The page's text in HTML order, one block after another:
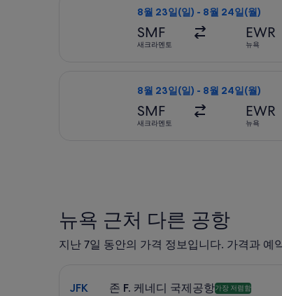
8월 23일(일) - 8월 24일(월)
SMF
새크라멘토
EWR
뉴욕
8월 23일(일) - 8월 24일(월)
SMF
새크라멘토
EWR
뉴욕
뉴욕 근처 다른 공항
지난 7일 동안의 가격 정보입니다. 가격과 예
JFK 존 F. 케네디 국제공항가장 저렴함